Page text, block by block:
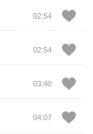
02:54
02:54
03:40
04:07